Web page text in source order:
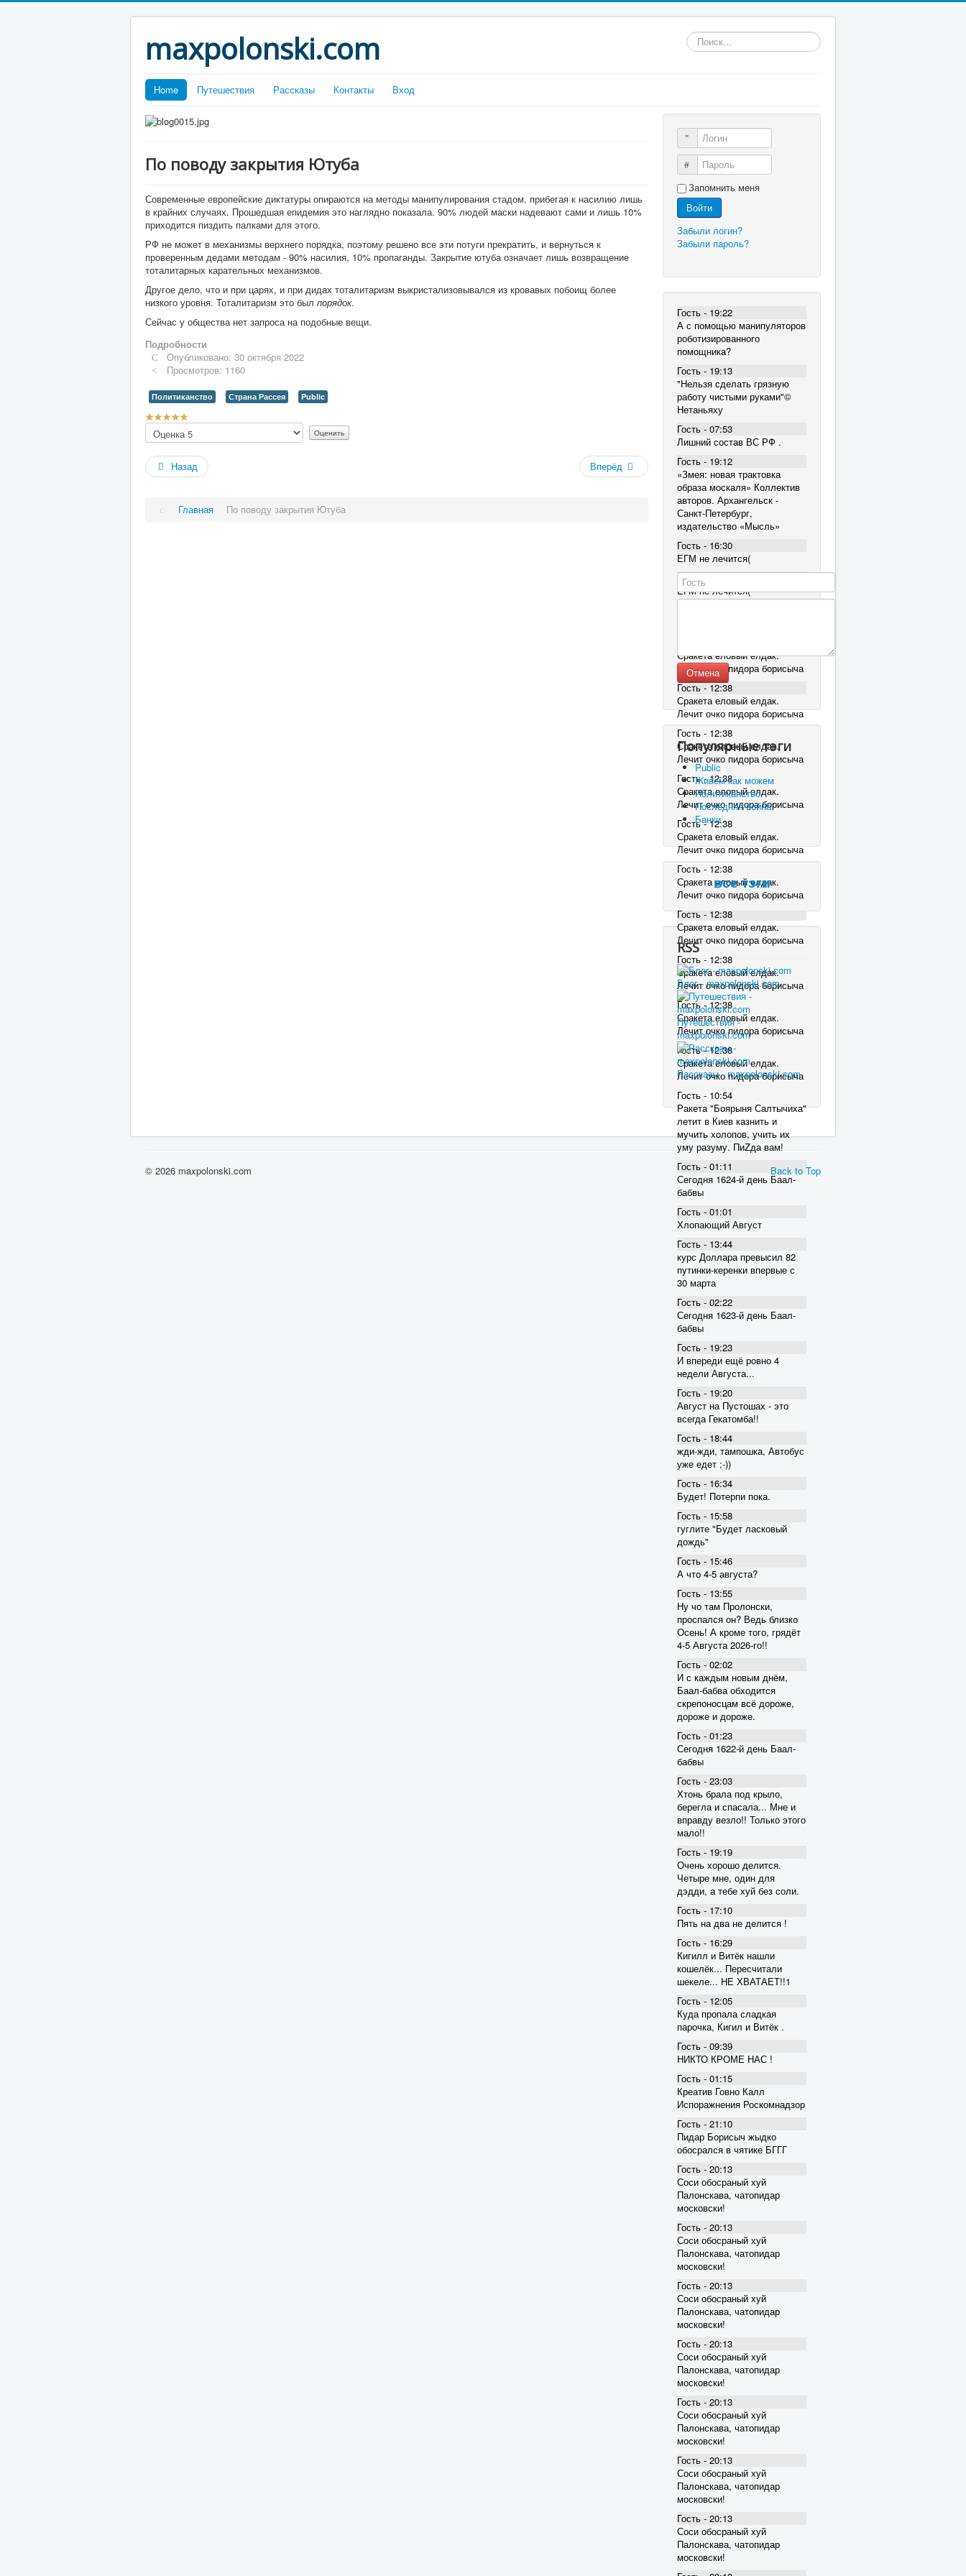
maxpolonski.com Искать...
Home Путешествия Рассказы Контакты Вход
По поводу закрытия Ютуба
Современные европейские диктатуры опираются на методы манипулирования стадом, прибегая к насилию лишь
в крайних случаях. Прошедшая епидемия это наглядно показала. 90% людей маски надевают сами и лишь 10%
приходится пиздить палками для этого.
РФ не может в механизмы верхнего порядка, поэтому решено все эти потуги прекратить, и вернуться к
проверенным дедами методам - 90% насилия, 10% пропаганды. Закрытие ютуба означает лишь возвращение
тоталитарных карательных механизмов.
Другое дело, что и при царях, и при дидах тоталитаризм выкристализовывался из кровавых побоищ более
низкого уровня. Тоталитаризм это был порядок.
Сейчас у общества нет запроса на подобные вещи.
Подробности
Опубликовано: 30 октября 2022
Просмотров: 1160
Политиканство Страна Рассея Public
Рейтинг:
/
Пожалуйста,
оцените
Назад
Вперёд
Главная По поводу закрытия Ютуба
Логин
Пароль
Запомнить меня
Войти
Забыли логин?
Забыли пароль?
Гость - 19:22
А с помощью манипуляторов
роботизированного
помощника?
Гость - 19:13
"Нельзя сделать грязную
работу чистыми руками"©
Нетаньяху
Гость - 07:53
Лишний состав ВС РФ .
Гость - 19:12
«Змея: новая трактовка
образа москаля» Коллектив
авторов. Архангельск -
Санкт-Петербург,
издательство «Мысль»
Гость - 16:30
ЕГМ не лечится(
Гость - 16:30
ЕГМ не лечится(
Сракета еловый елдак.
Лечит очко пидора борисыча
Гость - 12:38
Сракета еловый елдак.
Лечит очко пидора борисыча
Гость - 12:38
Сракета еловый елдак.
Лечит очко пидора борисыча
Гость - 12:38
Сракета еловый елдак.
Лечит очко пидора борисыча
Гость - 12:38
Сракета еловый елдак.
Лечит очко пидора борисыча
Гость - 12:38
Сракета еловый елдак.
Лечит очко пидора борисыча
Гость - 12:38
Сракета еловый елдак.
Лечит очко пидора борисыча
Гость - 12:38
Сракета еловый елдак.
Лечит очко пидора борисыча
Гость - 12:38
Сракета еловый елдак.
Лечит очко пидора борисыча
Гость - 12:38
Сракета еловый елдак.
Лечит очко пидора борисыча
Гость - 10:54
Ракета "Боярыня Салтычиха"
летит в Киев казнить и
мучить холопов, учить их
уму разуму. ПиZда вам!
Гость - 01:11
Сегодня 1624-й день Баал-
бабвы
Гость - 01:01
Хлопающий Август
Гость - 13:44
курс Доллара превысил 82
пyтинки-керенки впервые с
30 марта
Гость - 02:22
Сегодня 1623-й день Баал-
бабвы
Гость - 19:23
И впереди ещё ровно 4
недели Августа...
Гость - 19:20
Август на Пустошах - это
всегда Гекатомба!!
Гость - 18:44
жди-жди, тампошка, Автобус
уже едет ;-))
Гость - 16:34
Будет! Потерпи пока.
Гость - 15:58
гуглите "Будет ласковый
дождь"
Гость - 15:46
А что 4-5 августа?
Гость - 13:55
Ну чо там Пролонски,
проспался он? Ведь близко
Осень! А кроме того, грядёт
4-5 Августа 2026-го!!
Гость - 02:02
И с каждым новым днём,
Баал-бабва обходится
скрепоносцам всё дороже,
дороже и дороже.
Гость - 01:23
Сегодня 1622-й день Баал-
бабвы
Гость - 23:03
Хтонь брала под крыло,
берегла и спасала... Мне и
вправду везло!! Только этого
мало!!
Гость - 19:19
Очень хорошо делится.
Четыре мне, один для
дэдди, а тебе хуй без соли.
Гость - 17:10
Пять на два не делится !
Гость - 16:29
Кигилл и Витёк нашли
кошелёк... Пересчитали
шекеле... НЕ ХВАТАЕТ!!1
Гость - 12:05
Куда пропала сладкая
парочка, Кигил и Витёк .
Гость - 09:39
НИКТО КРОМЕ НАС !
Гость - 01:15
Креатив Говно Калл
Испоражнения Роскомнадзор
Гость - 21:10
Пидар Борисыч жыдко
обосрался в чятике БГГГ
Гость - 20:13
Соси обосраный хуй
Палонскава, чатопидар
московски!
Гость - 20:13
Соси обосраный хуй
Палонскава, чатопидар
московски!
Гость - 20:13
Соси обосраный хуй
Палонскава, чатопидар
московски!
Гость - 20:13
Соси обосраный хуй
Палонскава, чатопидар
московски!
Гость - 20:13
Соси обосраный хуй
Палонскава, чатопидар
московски!
Гость - 20:13
Соси обосраный хуй
Палонскава, чатопидар
московски!
Гость - 20:13
Соси обосраный хуй
Палонскава, чатопидар
московски!
Отмена
Популярные тэги
Public
Живем как можем
Политиканство
Последняя война
Банки
все тэги
RSS
Блог - maxpolonski.com
Путешествия -
maxpolonski.com
Рассказы - maxpolonski.com
Back to Top
© 2026 maxpolonski.com